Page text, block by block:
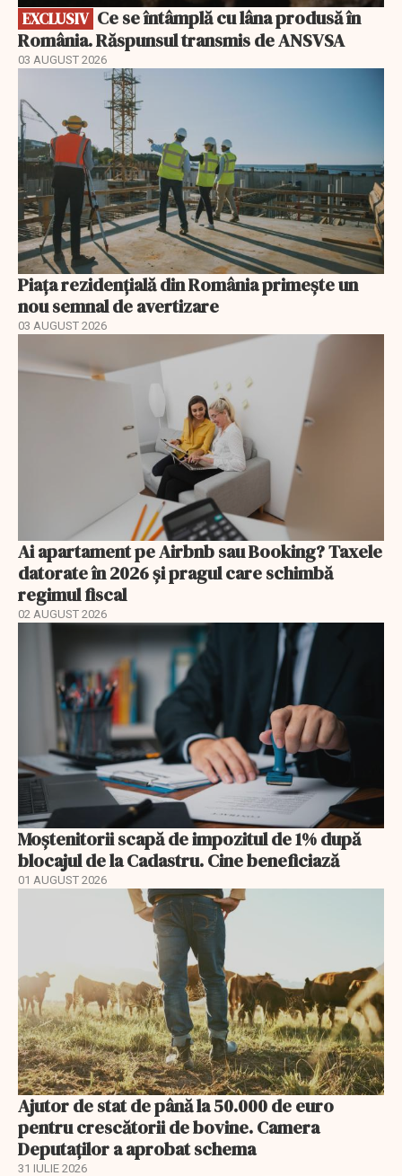
EXCLUSIV
România. Răspunsul transmis de ANSVSA
03 AUGUST 2026
Piața rezidențială din România primește un
nou semnal de avertizare
03 AUGUST 2026
Ai apartament pe Airbnb sau Booking? Taxele
datorate în 2026 și pragul care schimbă
regimul fiscal
02 AUGUST 2026
Moștenitorii scapă de impozitul de 1% după
blocajul de la Cadastru. Cine beneficiază
01 AUGUST 2026
Ajutor de stat de până la 50.000 de euro
pentru crescătorii de bovine. Camera
Deputaților a aprobat schema
31 IULIE 2026